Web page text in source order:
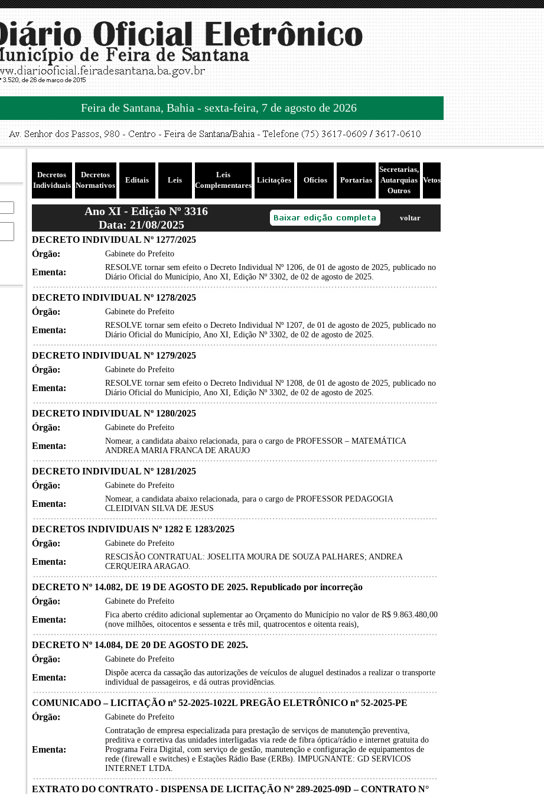
Feira de Santana, Bahia - sexta-feira, 7 de agosto de 2026
Decretos
Individuais
Decretos
Normativos
Editais Leis
Leis
Complementares
Licitações Ofícios Portarias
Secretarias,
Autarquias
Outros
Vetos
Ano XI - Edição Nº 3316
Data: 21/08/2025
voltar
DECRETO INDIVIDUAL Nº 1277/2025
Órgão:
Gabinete do Prefeito
Ementa:
RESOLVE tornar sem efeito o Decreto Individual Nº 1206, de 01 de agosto de 2025, publicado no
Diário Oficial do Município, Ano XI, Edição Nº 3302, de 02 de agosto de 2025.
DECRETO INDIVIDUAL Nº 1278/2025
Órgão:
Gabinete do Prefeito
Ementa:
RESOLVE tornar sem efeito o Decreto Individual Nº 1207, de 01 de agosto de 2025, publicado no
Diário Oficial do Município, Ano XI, Edição Nº 3302, de 02 de agosto de 2025.
DECRETO INDIVIDUAL Nº 1279/2025
Órgão:
Gabinete do Prefeito
Ementa:
RESOLVE tornar sem efeito o Decreto Individual Nº 1208, de 01 de agosto de 2025, publicado no
Diário Oficial do Município, Ano XI, Edição Nº 3302, de 02 de agosto de 2025.
DECRETO INDIVIDUAL Nº 1280/2025
Órgão:
Gabinete do Prefeito
Ementa:
Nomear, a candidata abaixo relacionada, para o cargo de PROFESSOR – MATEMÁTICA
ANDREA MARIA FRANCA DE ARAUJO
DECRETO INDIVIDUAL Nº 1281/2025
Órgão:
Gabinete do Prefeito
Ementa:
Nomear, a candidata abaixo relacionada, para o cargo de PROFESSOR PEDAGOGIA
CLEIDIVAN SILVA DE JESUS
DECRETOS INDIVIDUAIS Nº 1282 E 1283/2025
Órgão:
Gabinete do Prefeito
Ementa:
RESCISÃO CONTRATUAL: JOSELITA MOURA DE SOUZA PALHARES; ANDREA
CERQUEIRA ARAGAO.
DECRETO Nº 14.082, DE 19 DE AGOSTO DE 2025. Republicado por incorreção
Órgão:
Gabinete do Prefeito
Ementa:
Fica aberto crédito adicional suplementar ao Orçamento do Município no valor de R$ 9.863.480,00
(nove milhões, oitocentos e sessenta e três mil, quatrocentos e oitenta reais),
DECRETO Nº 14.084, DE 20 DE AGOSTO DE 2025.
Órgão:
Gabinete do Prefeito
Ementa:
Dispõe acerca da cassação das autorizações de veículos de aluguel destinados a realizar o transporte
individual de passageiros, e dá outras providências.
COMUNICADO – LICITAÇÃO nº 52-2025-1022L PREGÃO ELETRÔNICO nº 52-2025-PE
Órgão:
Gabinete do Prefeito
Ementa:
Contratação de empresa especializada para prestação de serviços de manutenção preventiva,
preditiva e corretiva das unidades interligadas via rede de fibra óptica/rádio e internet gratuita do
Programa Feira Digital, com serviço de gestão, manutenção e configuração de equipamentos de
rede (firewall e switches) e Estações Rádio Base (ERBs). IMPUGNANTE: GD SERVICOS
INTERNET LTDA.
EXTRATO DO CONTRATO - DISPENSA DE LICITAÇÃO Nº 289-2025-09D – CONTRATO N°